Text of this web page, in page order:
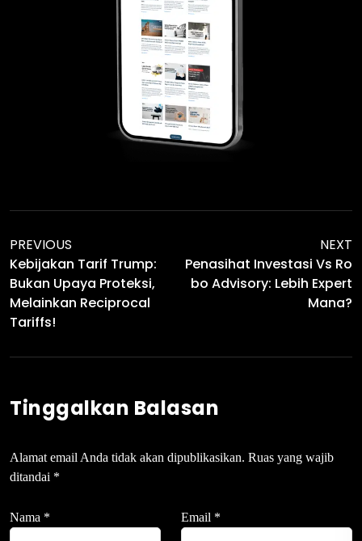
PREVIOUS
Kebijakan Tarif Trump:
Bukan Upaya Proteksi,
Melainkan Reciprocal
Tariffs!
NEXT
Penasihat Investasi Vs Ro
Bo Advisory: Lebih Expert
Mana?
Tinggalkan Balasan
Alamat email Anda tidak akan dipublikasikan. Ruas yang wajib
ditandai *
Nama * Email *